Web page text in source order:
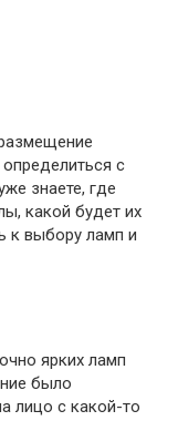
с
знаете, где
какой будет их
к выбору ламп и
ярких ламп
было
лицо с какой-то